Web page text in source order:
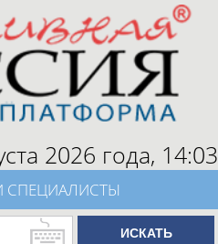
2026 года, 14:03
СПЕЦИАЛИСТЫ